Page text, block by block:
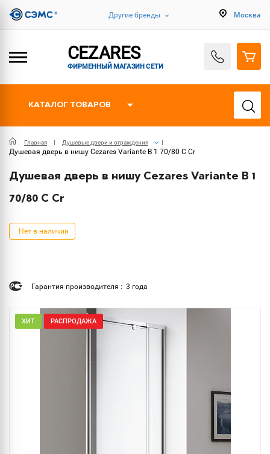
Другие бренды Москва
CEZARES
ФИРМЕННЫЙ МАГАЗИН СЕТИ
КАТАЛОГ ТОВАРОВ
Главная Душевые двери и ограждения
Душевая дверь в нишу Cezares Variante B 1 70/80 C Cr
Душевая дверь в нишу Cezares Variante B 1
70/80 C Cr
Нет в наличии
Гарантия производителя : 3 года
ХИТ РАСПРОДАЖА